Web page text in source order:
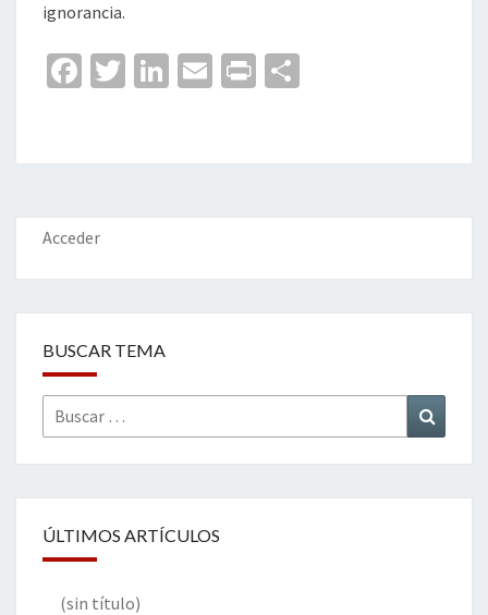
ignorancia.
Fa
o
o
k
T
er
Li
dI
n
E
l
Pr
p
ar
Acceder
BUSCAR TEMA
Buscar
por:
ÚLTIMOS ARTÍCULOS
(sin título)